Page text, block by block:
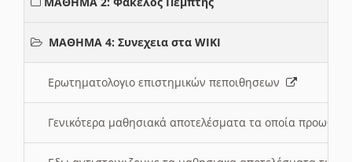
ΜΑΘΗΜΑ 4: Συνεχεια στα WIKI
Ερωτηματολογιο επιστημικών πεποιθησεων
Γενικότερα μαθησιακά αποτελέσματα τα οποία